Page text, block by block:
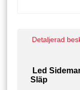
Detaljerad
Led
Släp